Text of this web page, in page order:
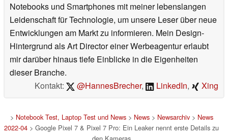
Notebooks und Smartphones mit meiner lebenslangen
Leidenschaft für Technologie, um unsere Leser über neue
Entwicklungen am Markt zu informieren. Mein Design-
Hintergrund als Art Director einer Werbeagentur erlaubt
mir darüber hinaus tiefe Einblicke in die Eigenheiten
dieser Branche.
Kontakt:
@HannesBrecher, LinkedIn, Xing
> Notebook Test, Laptop Test und News> News> Newsarchiv> News
2022-04 > Google Pixel 7 & Pixel 7 Pro: Ein Leaker nennt erste Details zu